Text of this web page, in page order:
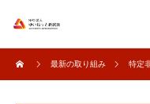
最新の取り組み 特定